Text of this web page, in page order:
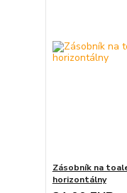
Zásobník na
horizontálny